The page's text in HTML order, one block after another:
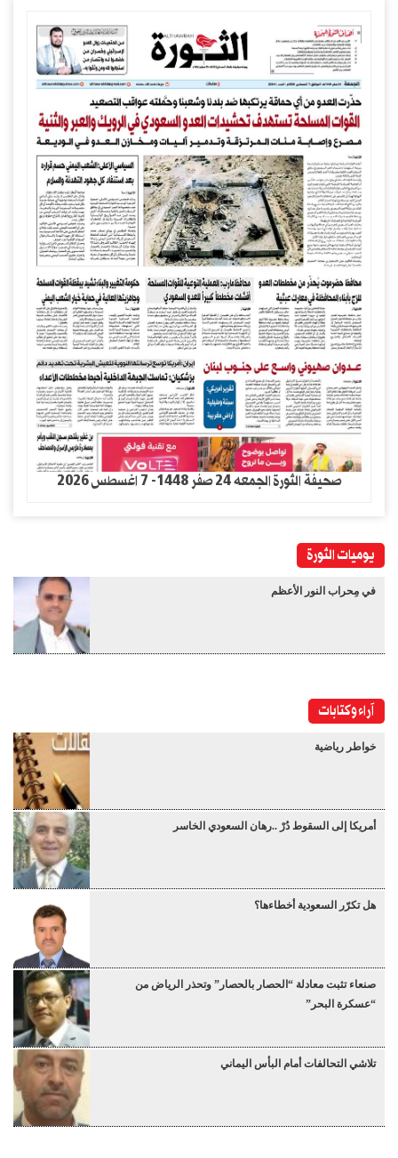
صحيفة الثورة الجمعه 24 صفر 1448- 7 اغسطس 2026
يوميات الثورة
في مِحراب النور الأعظم
آراء وكتابات
خواطر رياضية
أمريكا إلى السقوط دُرْ ..رهان السعودي الخاسر
هل تكرّر السعودية أخطاءها؟
صنعاء تثبت معادلة “الحصار بالحصار” وتحذر الرياض من
“عسكرة البحر”
تلاشي التحالفات أمام البأس اليماني